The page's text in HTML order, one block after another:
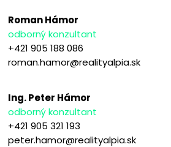
Roman Hámor
odborný konzultant
+421 905 188 086
roman.hamor@realityalpia.sk
Ing. Peter Hámor
odborný konzultant
+421 905 321 193
peter.hamor@realityalpia.sk